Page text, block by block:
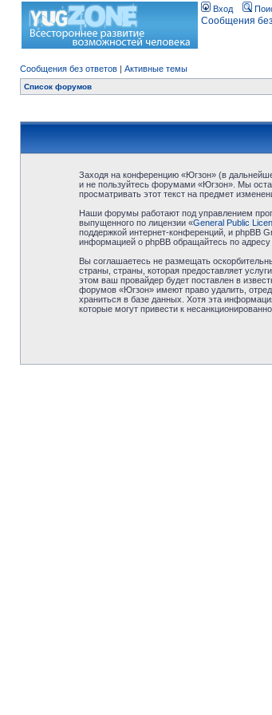
Вход
Сообщения
Сообщения без ответов | Активные темы
Список форумов
Заходя на конференцию «Югзон» (в
и не пользуйтесь форумами «Югзон». Мы
просматривать этот текст на предмет
Наши форумы работают под управлением
выпущенного по лицензии «General Public
поддержкой интернет-конференций, и phpBB
информацией о phpBB обращайтесь по адресу
Вы соглашаетесь не размещать
страны, страны, которая предоставляет
этом ваш провайдер будет поставлен в
форумов «Югзон» имеют право удалить,
храниться в базе данных. Хотя эта
которые могут привести к